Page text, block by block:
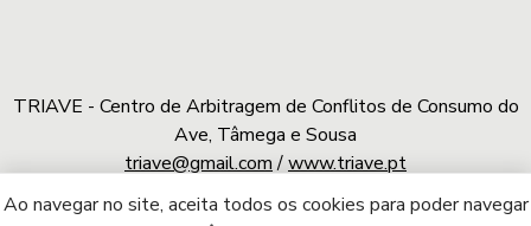
TRIAVE - Centro de Arbitragem de Conflitos de Consumo do
Ave, Tâmega e Sousa
triave@gmail.com/www.triave.pt
A.REIS © 2026 | Todos os direitos reservados
Ao navegar no site, aceita todos os cookies para poder navegar